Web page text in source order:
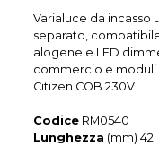
Varialuce da incasso
separato,
alogene e LED
commercio e moduli
Citizen COB 230V.
Codice RM0540
Lunghezza (mm) 42